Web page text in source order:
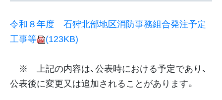
令和８年度 石狩北部地区消防事務組合発注予定
工事等
(123KB)
※ 上記の内容は、公表時における予定であり、
公表後に変更又は追加されることがあります。